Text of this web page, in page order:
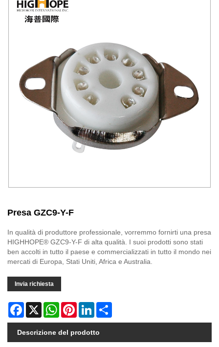
Presa GZC9-Y-F
In qualità di produttore professionale, vorremmo fornirti una presa
HIGHHOPE® GZC9-Y-F di alta qualità. I suoi prodotti sono stati
ben accolti in tutto il paese e commercializzati in tutto il mondo nei
mercati di Europa, Stati Uniti, Africa e Australia.
Invia richiesta
Facebook
X WhatsAppPinterestLinkedIn
Descrizione del prodotto